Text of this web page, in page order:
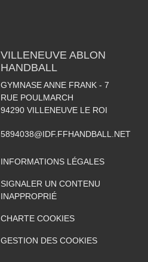
VILLENEUVE ABLON
HANDBALL
GYMNASE ANNE FRANK - 7
RUE POULMARCH
94290 VILLENEUVE LE ROI
5894038@IDF.FFHANDBALL.NET
INFORMATIONS LÉGALES
SIGNALER UN CONTENU
INAPPROPRIÉ
CHARTE COOKIES
GESTION DES COOKIES